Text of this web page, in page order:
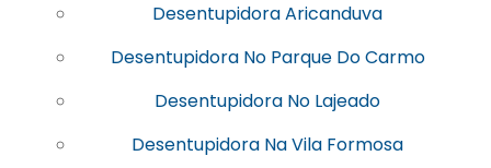
Desentupidora Aricanduva
Desentupidora No Parque Do Carmo
Desentupidora No Lajeado
Desentupidora Na Vila Formosa